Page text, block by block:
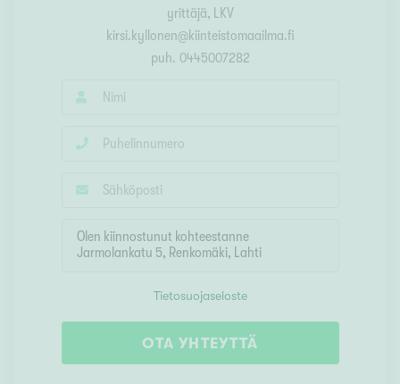
yrittäjä, LKV
kirsi.kyllonen@kiinteistomaailma.fi
puh. 0445007282
Tietosuojaseloste
OTA YHTEYTTÄ